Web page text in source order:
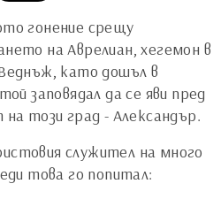
гонение срещу
на Аврелиан, хегемон в
като дошъл в
заповядал да се яви пред
този град - Александър.
служител на много
това го попитал: